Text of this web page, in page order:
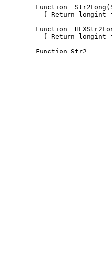
Function
{-Return longint
Function
{-Return longint
Function Str2